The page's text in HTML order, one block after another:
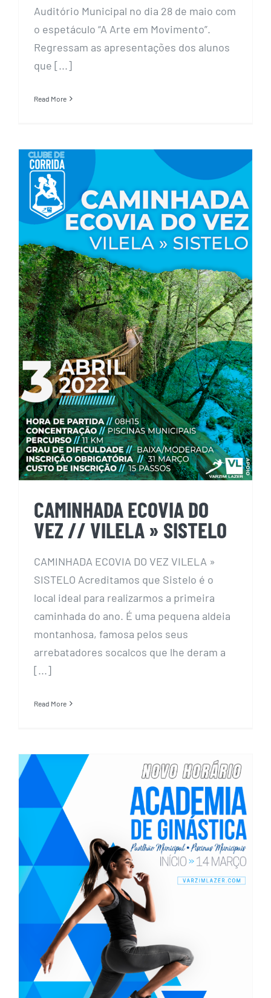
Auditório Municipal no dia 28 de maio com
o espetáculo “A Arte em Movimento”.
Regressam as apresentações dos alunos
que [...]
Read More
CAMINHADA ECOVIA DO VEZ //
VILELA » SISTELO
CAMINHADA ECOVIA DO
VEZ // VILELA » SISTELO
CAMINHADA ECOVIA DO VEZ VILELA »
SISTELO Acreditamos que Sistelo é o
local ideal para realizarmos a primeira
caminhada do ano. É uma pequena aldeia
montanhosa, famosa pelos seus
arrebatadores socalcos que lhe deram a
[...]
Read More
Nova grelha Horária
Academia de Ginástica